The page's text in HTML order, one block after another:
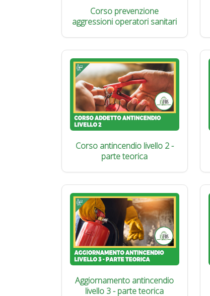
Corso prevenzione
aggressioni operatori sanitari
Corso antincendio livello 2 -
parte teorica
Aggiornamento antincendio
livello 3 - parte teorica